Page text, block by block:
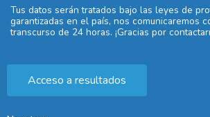
Tus datos serán tratados bajo las leyes de
garantizadas en el país, nos comunicaremos
transcurso de 24 horas. ¡Gracias por
Acceso a resultados